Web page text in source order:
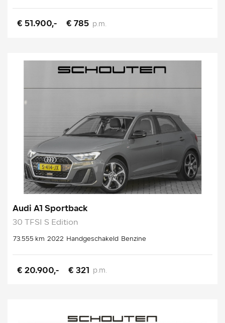
€ 51.900,- € 785 p.m.
Audi A1 Sportback
30 TFSI S Edition
73.555 km 2022 Handgeschakeld Benzine
€ 20.900,- € 321 p.m.